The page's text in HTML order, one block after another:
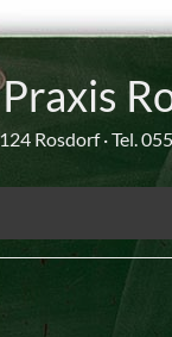
Rosdorf · Tel.